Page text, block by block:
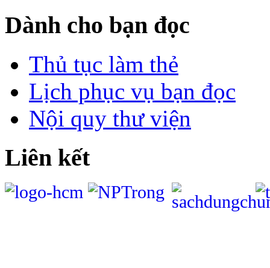
Dành cho bạn đọc
Thủ tục làm thẻ
Lịch phục vụ bạn đọc
Nội quy thư viện
Liên kết